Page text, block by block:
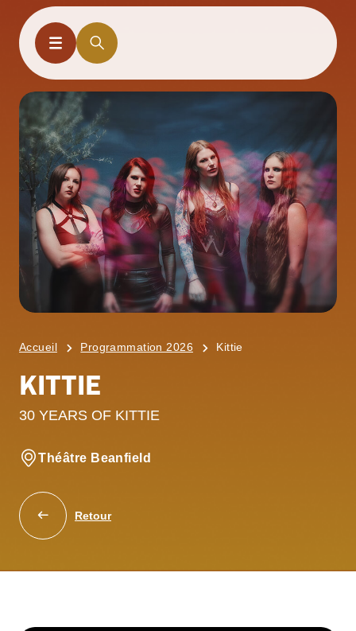
Accueil Programmation 2026 Kittie
KITTIE
30 YEARS OF KITTIE
Théâtre Beanfield
Retour